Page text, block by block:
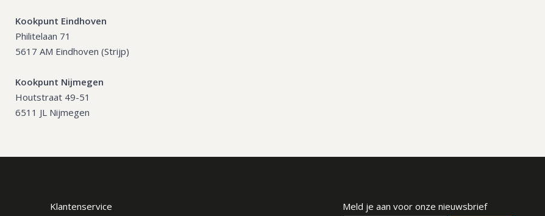
Kookpunt Eindhoven
Philitelaan 71
5617 AM Eindhoven (Strijp)
Kookpunt Nijmegen
Houtstraat 49-51
6511 JL Nijmegen
Klantenservice Meld je aan voor onze nieuwsbrief